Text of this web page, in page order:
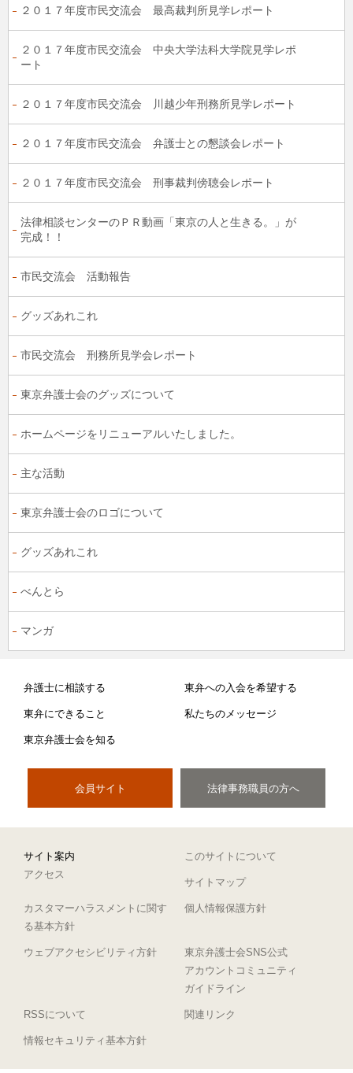
２０１７年度市民交流会 最高裁判所見学レポート
２０１７年度市民交流会 中央大学法科大学院見学レポ
ート
２０１７年度市民交流会 川越少年刑務所見学レポート
２０１７年度市民交流会 弁護士との懇談会レポート
２０１７年度市民交流会 刑事裁判傍聴会レポート
法律相談センターのＰＲ動画「東京の人と生きる。」が
完成！！
市民交流会 活動報告
グッズあれこれ
市民交流会 刑務所見学会レポート
東京弁護士会のグッズについて
ホームページをリニューアルいたしました。
主な活動
東京弁護士会のロゴについて
グッズあれこれ
べんとら
マンガ
弁護士に相談する 東弁への入会を希望する
東弁にできること 私たちのメッセージ
東京弁護士会を知る
会員サイト 法律事務職員の方へ
サイト案内
このサイトについて
アクセス
サイトマップ
カスタマーハラスメントに関す
る基本方針
個人情報保護方針
ウェブアクセシビリティ方針
東京弁護士会SNS公式
アカウントコミュニティ
ガイドライン
RSSについて 関連リンク
情報セキュリティ基本方針